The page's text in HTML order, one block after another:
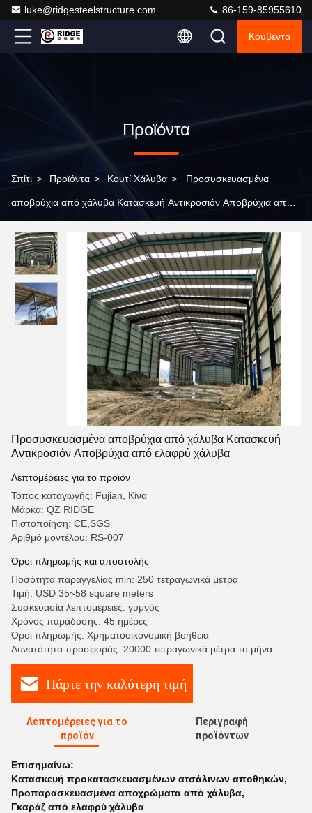
luke@ridgesteelstructure.com 86-159-85955610
Κουβέντα
Προϊόντα
Σπίτι > Προϊόντα > Κουτί Χάλυβα > Προσυσκευασμένα
αποβρύχια από χάλυβα Κατασκευή Αντικροσιόν Αποβρύχια από
Προσυσκευασμένα αποβρύχια από χάλυβα Κατασκευή
Αντικροσιόν Αποβρύχια από ελαφρύ χάλυβα
Λεπτομέρειες για το προϊόν
Τόπος καταγωγής: Fujian, Κίνα
Μάρκα: QZ RIDGE
Πιστοποίηση: CE,SGS
Αριθμό μοντέλου: RS-007
Όροι πληρωμής και αποστολής
Ποσότητα παραγγελίας min: 250 τετραγωνικά μέτρα
Τιμή: USD 35~58 square meters
Συσκευασία λεπτομέρειες: γυμνός
Χρόνος παράδοσης: 45 ημέρες
Όροι πληρωμής: Χρηματοοικονομική βοήθεια
Δυνατότητα προσφοράς: 20000 τετραγωνικά μέτρα το μήνα
Πάρτε την καλύτερη τιμή
Λεπτομέρειες για το
προϊόν
Περιγραφή
προϊόντων
Επισημαίνω:
Κατασκευή προκατασκευασμένων ατσάλινων αποθηκών,
Προπαρασκευασμένα αποχρώματα από χάλυβα,
Γκαράζ από ελαφρύ χάλυβα